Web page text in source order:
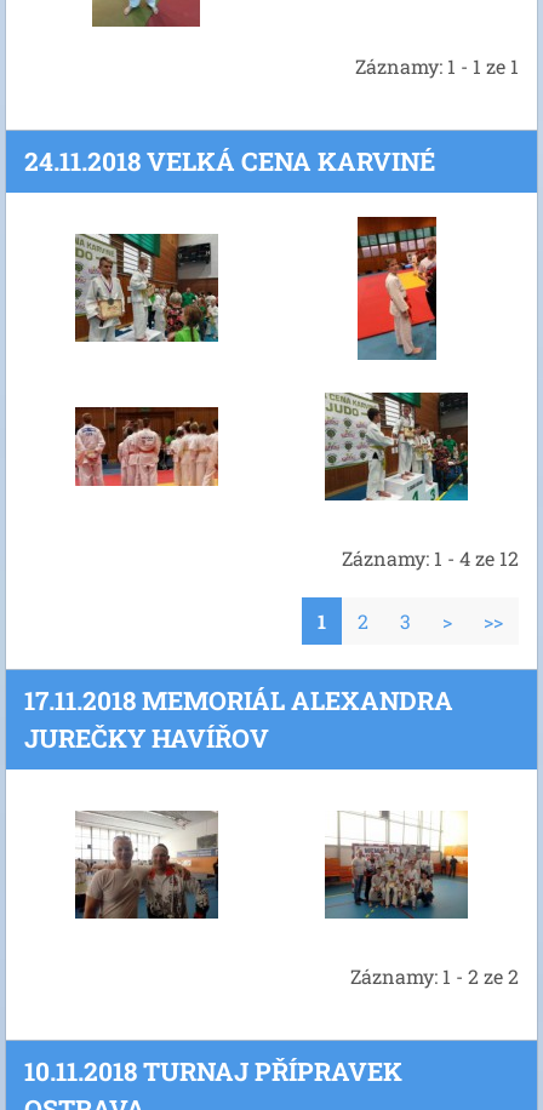
Záznamy: 1 - 1 ze 1
24.11.2018 VELKÁ CENA KARVINÉ
Záznamy: 1 - 4 ze 12
1 2 3 > >>
17.11.2018 MEMORIÁL ALEXANDRA
JUREČKY HAVÍŘOV
Záznamy: 1 - 2 ze 2
10.11.2018 TURNAJ PŘÍPRAVEK